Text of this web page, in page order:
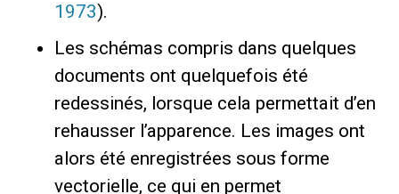
1973).
Les schémas compris dans quelques
documents ont quelquefois été
redessinés, lorsque cela permettait d’en
rehausser l’apparence. Les images ont
alors été enregistrées sous forme
vectorielle, ce qui en permet